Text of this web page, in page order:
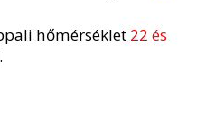
hőmérséklet 22 és